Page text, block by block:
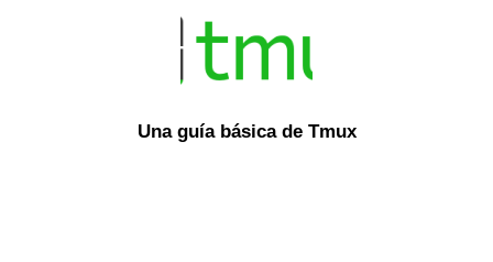
Una guía básica de Tmux